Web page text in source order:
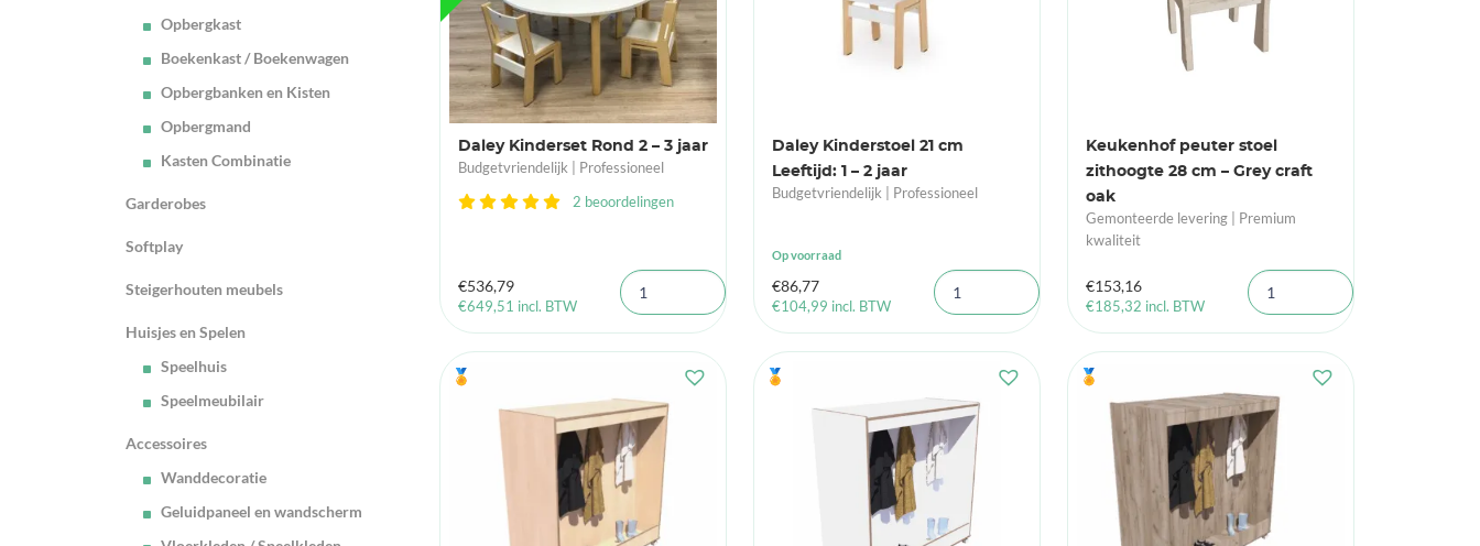
Opbergkast
Boekenkast / Boekenwagen
Opbergbanken en Kisten
Opbergmand
Kasten Combinatie
Garderobes
Softplay
Steigerhouten meubels
Huisjes en Spelen
Speelhuis
Speelmeubilair
Accessoires
Wanddecoratie
Geluidpaneel en wandscherm
Daley Kinderset Rond 2 – 3 jaar
Budgetvriendelijk | Professioneel
2 beoordelingen
€536,79
€649,51 incl. BTW
Daley Kinderstoel 21 cm
Leeftijd: 1 – 2 jaar
Budgetvriendelijk | Professioneel
Op voorraad
€86,77
€104,99 incl. BTW
Keukenhof peuter stoel
zithoogte 28 cm – Grey craft
oak
Gemonteerde levering | Premium
kwaliteit
€153,16
€185,32 incl. BTW
🏅 🏅 🏅